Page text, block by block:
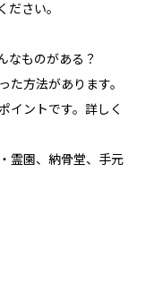
ださい。
なものがある？
た方法があります。
イントです。詳しく
霊園、納骨堂、手元